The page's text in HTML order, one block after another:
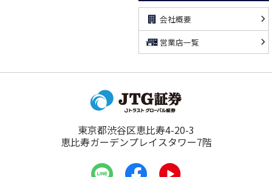
会社概要
営業店一覧
東京都渋谷区恵比寿4-20-3
恵比寿ガーデンプレイスタワー7階